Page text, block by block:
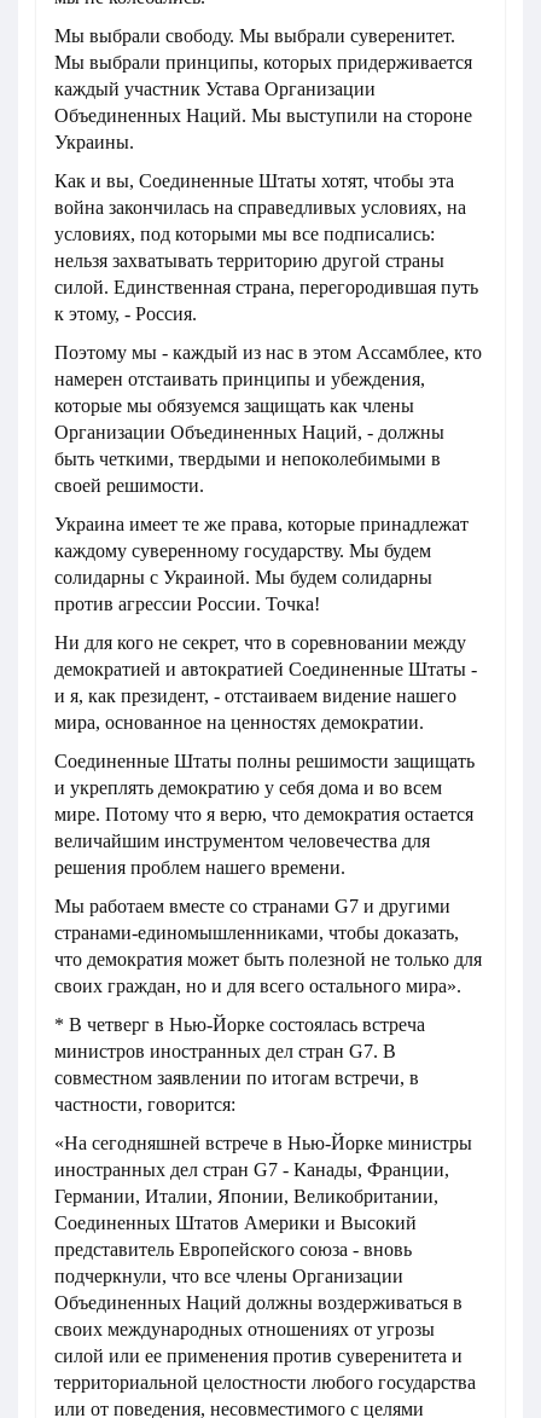
Мы выбрали свободу. Мы выбрали суверенитет.
Мы выбрали принципы, которых придерживается
каждый участник Устава Организации
Объединенных Наций. Мы выступили на стороне
Украины.
Как и вы, Соединенные Штаты хотят, чтобы эта
война закончилась на справедливых условиях, на
условиях, под которыми мы все подписались:
нельзя захватывать территорию другой страны
силой. Единственная страна, перегородившая путь
к этому, - Россия.
Поэтому мы - каждый из нас в этом Ассамблее, кто
намерен отстаивать принципы и убеждения,
которые мы обязуемся защищать как члены
Организации Объединенных Наций, - должны
быть четкими, твердыми и непоколебимыми в
своей решимости.
Украина имеет те же права, которые принадлежат
каждому суверенному государству. Мы будем
солидарны с Украиной. Мы будем солидарны
против агрессии России. Точка!
Ни для кого не секрет, что в соревновании между
демократией и автократией Соединенные Штаты -
и я, как президент, - отстаиваем видение нашего
мира, основанное на ценностях демократии.
Соединенные Штаты полны решимости защищать
и укреплять демократию у себя дома и во всем
мире. Потому что я верю, что демократия остается
величайшим инструментом человечества для
решения проблем нашего времени.
Мы работаем вместе со странами G7 и другими
странами-единомышленниками, чтобы доказать,
что демократия может быть полезной не только для
своих граждан, но и для всего остального мира».
* В четверг в Нью-Йорке состоялась встреча
министров иностранных дел стран G7. В
совместном заявлении по итогам встречи, в
частности, говорится:
«На сегодняшней встрече в Нью-Йорке министры
иностранных дел стран G7 - Канады, Франции,
Германии, Италии, Японии, Великобритании,
Соединенных Штатов Америки и Высокий
представитель Европейского союза - вновь
подчеркнули, что все члены Организации
Объединенных Наций должны воздерживаться в
своих международных отношениях от угрозы
силой или ее применения против суверенитета и
территориальной целостности любого государства
или от поведения, несовместимого с целями